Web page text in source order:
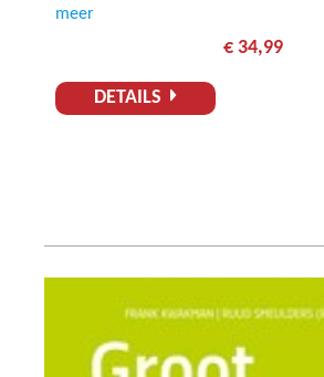
meer
€ 34,99
DETAILS